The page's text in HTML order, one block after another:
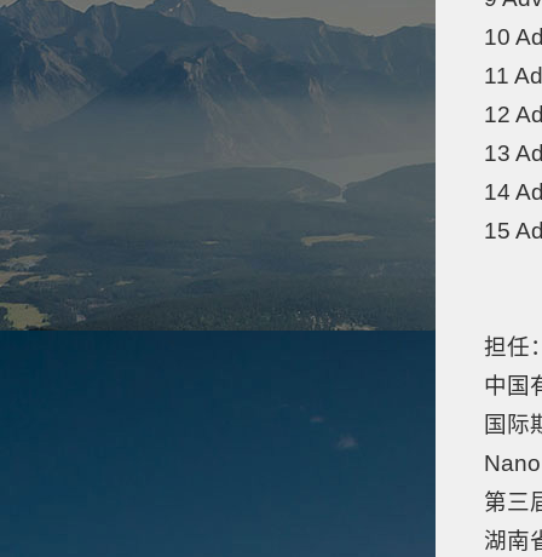
10
11
12
13
14
15
担任
中国
国际
第三
湖南